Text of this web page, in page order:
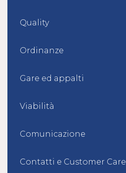
Quality
Ordinanze
Gare ed appalti
Viabilità
Comunicazione
Contatti e Customer Care